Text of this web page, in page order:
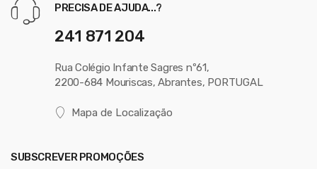
PRECISA DE AJUDA...?
241 871 204
Rua Colégio Infante Sagres nº61,
2200-684 Mouriscas, Abrantes, PORTUGAL
Mapa de Localização
SUBSCREVER PROMOÇÕES